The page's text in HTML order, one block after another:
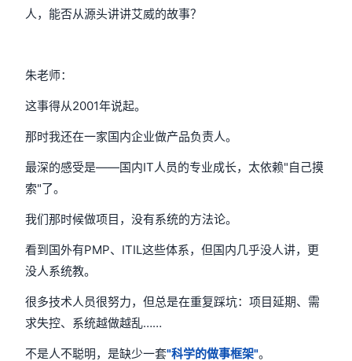
人，能否从源头讲讲艾威的故事？
朱老师：
这事得从2001年说起。
那时我还在一家国内企业做产品负责人。
最深的感受是——国内IT人员的专业成长，太依赖"自己摸
索"了。
我们那时候做项目，没有系统的方法论。
看到国外有PMP、ITIL这些体系，但国内几乎没人讲，更
没人系统教。
很多技术人员很努力，但总是在重复踩坑：项目延期、需
求失控、系统越做越乱……
不是人不聪明，是缺少一套"科学的做事框架"。